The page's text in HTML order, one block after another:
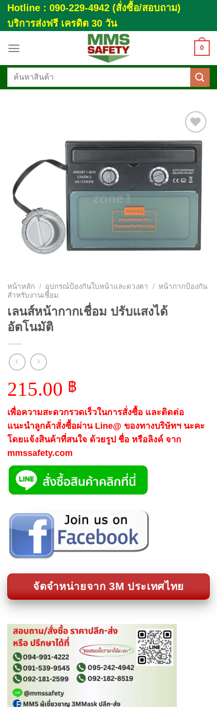
Skip
to
content
Hotline : 090-229-4942 (สั่งซื้อ/สอบถาม)
บริการส่งฟรี เครดิต 30 วัน
0
ค้นหา:
Add to
wishlist
หน้าหลัก / อุปกรณ์ป้องกันใบหน้าและดวงตา / หน้ากากป้องกัน
สำหรับงานเชื่อม
เลนส์หน้ากากเชื่อม ปรับแสงได้
อัตโนมัติ
215.00 ฿
เพื่อความสะดวกรวดเร็วในการสั่งซื้อ และติดต่อ
แนะนำลูกค้าสั่งซื้อผ่าน Line@ ของทางบริษัทฯ นะคะ
โดยแจ้งสินค้าที่สนใจ ด้วยรูป ชื่อ หรือลิงค์ จาก
mmssafety.com
จัดจำหน่ายจาก 3M ประเทศไทย